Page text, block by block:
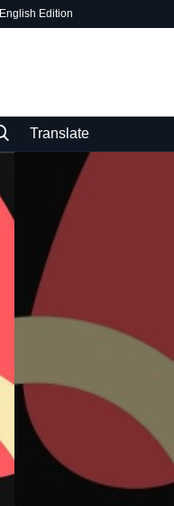
English Edition
Translate